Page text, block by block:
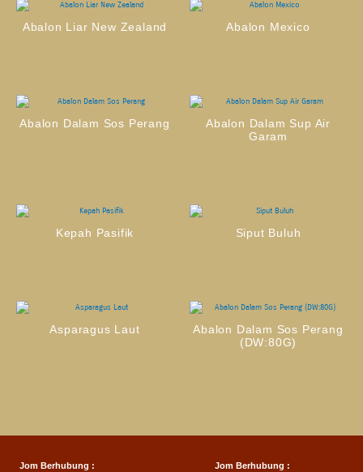
Abalon Liar New Zealand Abalon Mexico
Abalon Dalam Sos Perang
Abalon Dalam Sup Air
Garam
Kepah Pasifik Siput Buluh
Asparagus Laut
Abalon Dalam Sos Perang
(DW:80G)
Jom Berhubung : Jom Berhubung :